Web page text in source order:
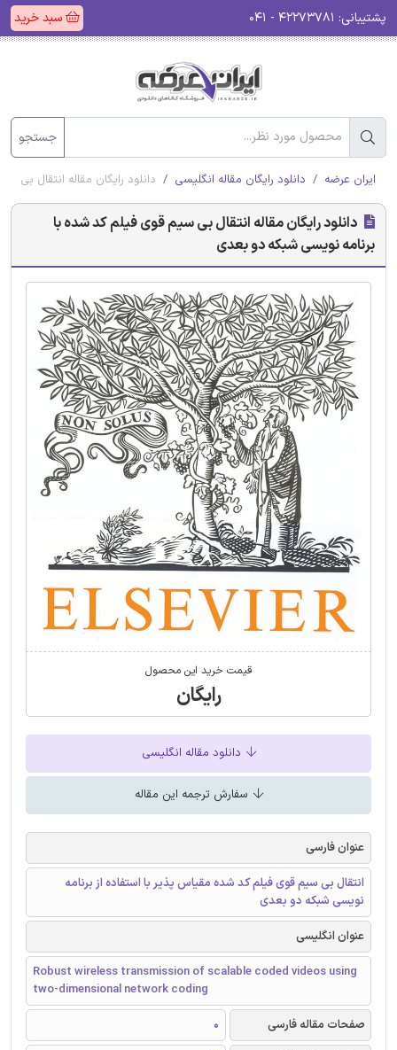
پشتیبانی: سبد خرید
جستجو
ایران عرضه دانلود رایگان مقاله انگلیسی دانلود رایگان مقاله انتقال
دانلود رایگان مقاله انتقال بی سیم قوی فیلم کد شده با
برنامه نویسی شبکه دو بعدی
قیمت خرید این محصول
رایگان
دانلود مقاله انگلیسی
سفارش ترجمه این مقاله
عنوان فارسی
انتقال بی سیم قوی فیلم کد شده مقیاس پذیر با استفاده از برنامه
نویسی شبکه دو بعدی
عنوان انگلیسی
Robust wireless transmission of scalable coded videos using
two-dimensional network coding
صفحات مقاله فارسی
0